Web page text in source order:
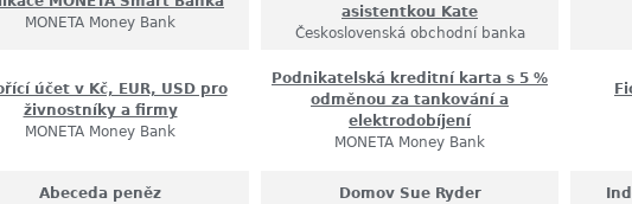
MONETA Money Bank
asistentkou Kate
Československá obchodní banka
účet v Kč, EUR, USD pro
živnostníky a firmy
MONETA Money Bank
Podnikatelská kreditní karta s 5 %
odměnou za tankování a
elektrodobíjení
MONETA Money Bank
Abeceda peněz
Domov Sue Ryder